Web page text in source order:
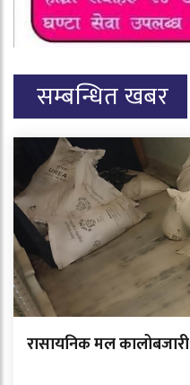
सम्बन्धित खबर
रासायनिक मल कालोबजारी